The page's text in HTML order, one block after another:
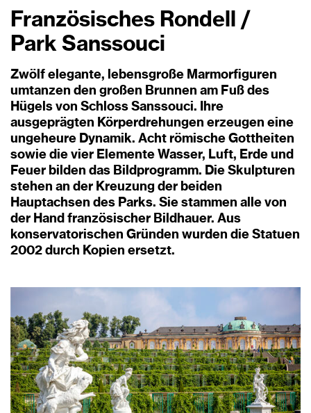
Französisches Rondell /
Park Sanssouci
Zwölf elegante, lebensgroße Marmorfiguren
umtanzen den großen Brunnen am Fuß des
Hügels von Schloss Sanssouci. Ihre
ausgeprägten Körperdrehungen erzeugen eine
ungeheure Dynamik. Acht römische Gottheiten
sowie die vier Elemente Wasser, Luft, Erde und
Feuer bilden das Bildprogramm. Die Skulpturen
stehen an der Kreuzung der beiden
Hauptachsen des Parks. Sie stammen alle von
der Hand französischer Bildhauer. Aus
konservatorischen Gründen wurden die Statuen
2002 durch Kopien ersetzt.